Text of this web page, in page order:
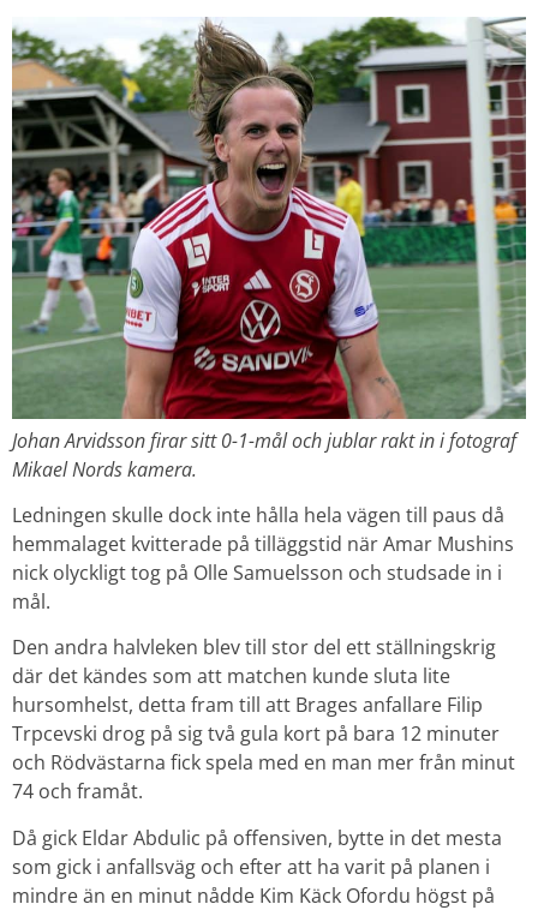
Johan Arvidsson firar sitt 0-1-mål och jublar rakt in i fotograf
Mikael Nords kamera.
Ledningen skulle dock inte hålla hela vägen till paus då
hemmalaget kvitterade på tilläggstid när Amar Mushins
nick olyckligt tog på Olle Samuelsson och studsade in i
mål.
Den andra halvleken blev till stor del ett ställningskrig
där det kändes som att matchen kunde sluta lite
hursomhelst, detta fram till att Brages anfallare Filip
Trpcevski drog på sig två gula kort på bara 12 minuter
och Rödvästarna fick spela med en man mer från minut
74 och framåt.
Då gick Eldar Abdulic på offensiven, bytte in det mesta
som gick i anfallsväg och efter att ha varit på planen i
mindre än en minut nådde Kim Käck Ofordu högst på